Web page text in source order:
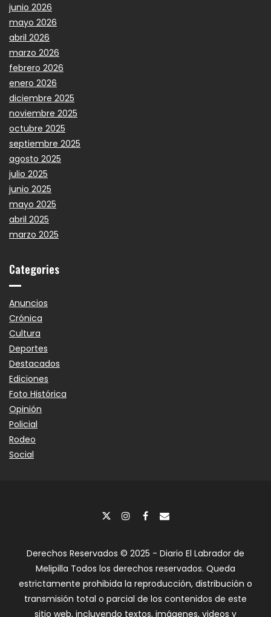
junio 2026
mayo 2026
abril 2026
marzo 2026
febrero 2026
enero 2026
diciembre 2025
noviembre 2025
octubre 2025
septiembre 2025
agosto 2025
julio 2025
junio 2025
mayo 2025
abril 2025
marzo 2025
Categories
Anuncios
Crónica
Cultura
Deportes
Destacados
Ediciones
Foto Histórica
Opinión
Policial
Rodeo
Social
Derechos Reservados © 2025 - Diario El Labrador de
Melipilla Todos los derechos reservados. Queda
estrictamente prohibida la reproducción, distribución o
transmisión total o parcial de los contenidos de este
sitio web, incluyendo textos, imágenes, videos y